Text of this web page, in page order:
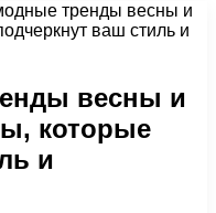
тренды весны и
ваш стиль и
весны и
которые
и